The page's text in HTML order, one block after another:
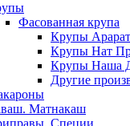
Фасованная крупа
Крупы Арарат
Крупы Нат
Крупы Наша
Другие
Матнакаш
Специи